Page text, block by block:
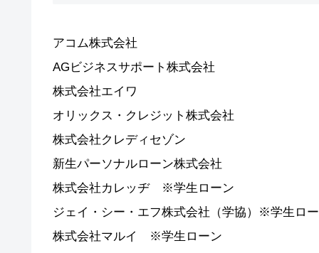
アコム株式会社
AGビジネスサポート株式会社
株式会社エイワ
オリックス・クレジット株式会社
株式会社クレディセゾン
新生パーソナルローン株式会社
株式会社カレッヂ ※学生ローン
ジェイ・シー・エフ株式会社（学協）※学生ロ
株式会社マルイ ※学生ローン